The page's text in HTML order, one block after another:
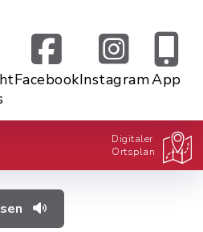
FacebookInstagramApp
Digitaler
Ortsplan